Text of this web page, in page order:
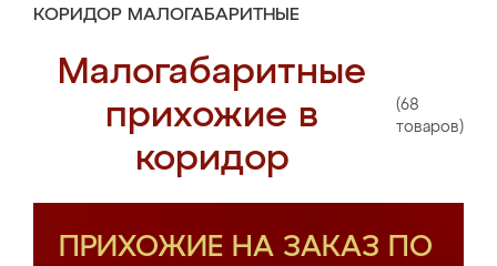
КОРИДОР МАЛОГАБАРИТНЫЕ
Малогабаритные
прихожие в
коридор
(68
товаров)
ПРИХОЖИЕ НА ЗАКАЗ ПО